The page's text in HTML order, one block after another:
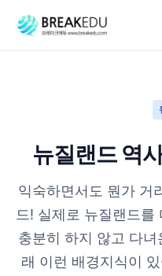
뉴질랜드 역
익숙하면서도 뭔가 거
드! 실제로 뉴질랜드를
충분히 하지 않고 다
래 이런 배경지식이